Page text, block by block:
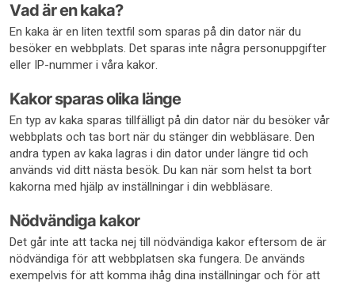
Vad är en kaka?
En kaka är en liten textfil som sparas på din dator när du
besöker en webbplats. Det sparas inte några personuppgifter
eller IP-nummer i våra kakor.
Kakor sparas olika länge
En typ av kaka sparas tillfälligt på din dator när du besöker vår
webbplats och tas bort när du stänger din webbläsare. Den
andra typen av kaka lagras i din dator under längre tid och
används vid ditt nästa besök. Du kan när som helst ta bort
kakorna med hjälp av inställningar i din webbläsare.
Nödvändiga kakor
Det går inte att tacka nej till nödvändiga kakor eftersom de är
nödvändiga för att webbplatsen ska fungera. De används
exempelvis för att komma ihåg dina inställningar och för att